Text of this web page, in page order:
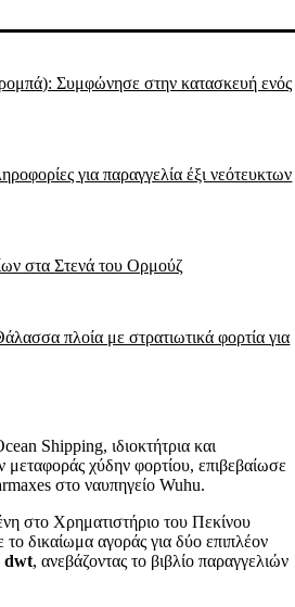
Συμφώνησε στην κατασκευή ενός
για παραγγελία έξι νεότευκτων
στα Στενά του Ορμούζ
πλοία με στρατιωτικά φορτία για
Shipping, ιδιοκτήτρια και
μεταφοράς χύδην φορτίου, επιβεβαίωσε
στο ναυπηγείο Wuhu.
στο Χρηματιστήριο του Πεκίνου
το δικαίωμα αγοράς για δύο επιπλέον
dwt, ανεβάζοντας το βιβλίο παραγγελιών